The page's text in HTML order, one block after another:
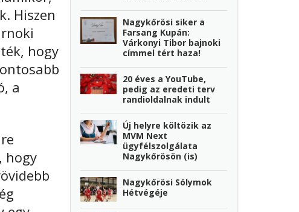
Hiszen
hogy
a
hogy
Nagykőrösi siker a
Farsang Kupán:
Várkonyi Tibor bajnoki
címmel tért haza!
20 éves a YouTube,
pedig az eredeti terv
randioldalnak indult
Új helyre költözik az
MVM Next
ügyfélszolgálata
Nagykőrösön (is)
Nagykőrösi Sólymok
Hétvégéje